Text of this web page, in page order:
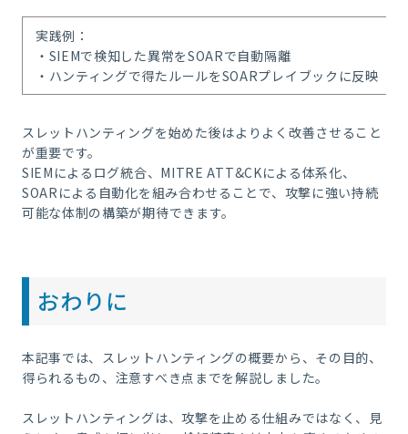
実践例：
・SIEMで検知した異常をSOARで自動隔離
・ハンティングで得たルールをSOARプレイブックに反映
スレットハンティングを始めた後はよりよく改善させること
が重要です。
SIEMによるログ統合、MITRE ATT&CKによる体系化、
SOARによる自動化を組み合わせることで、攻撃に強い持続
可能な体制の構築が期待できます。
おわりに
本記事では、スレットハンティングの概要から、その目的、
得られるもの、注意すべき点までを解説しました。
スレットハンティングは、攻撃を止める仕組みではなく、見